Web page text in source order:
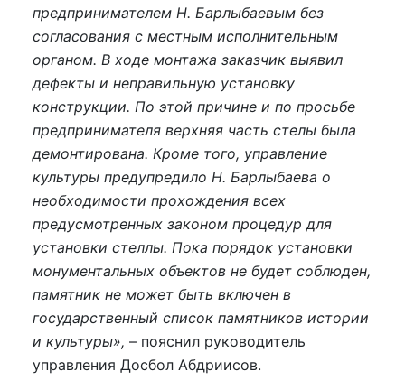
предпринимателем Н. Барлыбаевым без
согласования с местным исполнительным
органом. В ходе монтажа заказчик выявил
дефекты и неправильную установку
конструкции. По этой причине и по просьбе
предпринимателя верхняя часть стелы была
демонтирована. Кроме того, управление
культуры предупредило Н. Барлыбаева о
необходимости прохождения всех
предусмотренных законом процедур для
установки стеллы. Пока порядок установки
монументальных объектов не будет соблюден,
памятник не может быть включен в
государственный список памятников истории
и культуры», – пояснил руководитель
управления Досбол Абдриисов.